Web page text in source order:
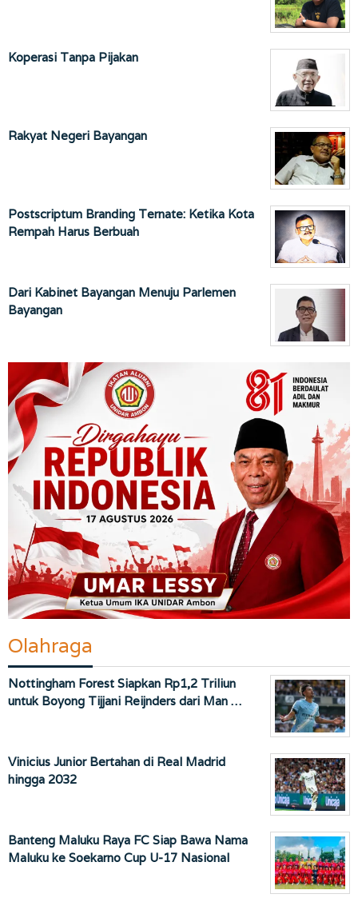
Koperasi Tanpa Pijakan
Rakyat Negeri Bayangan
Postscriptum Branding Ternate: Ketika Kota
Rempah Harus Berbuah
Dari Kabinet Bayangan Menuju Parlemen
Bayangan
Olahraga
Nottingham Forest Siapkan Rp1,2 Triliun
untuk Boyong Tijjani Reijnders dari Man …
Vinicius Junior Bertahan di Real Madrid
hingga 2032
Banteng Maluku Raya FC Siap Bawa Nama
Maluku ke Soekarno Cup U-17 Nasional